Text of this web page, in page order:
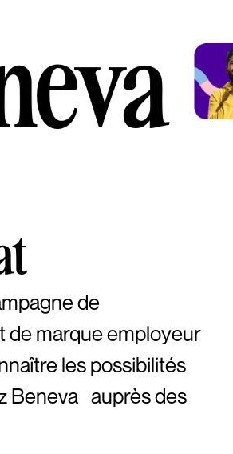
de
de marque employeur
les possibilités
Beneva auprès des